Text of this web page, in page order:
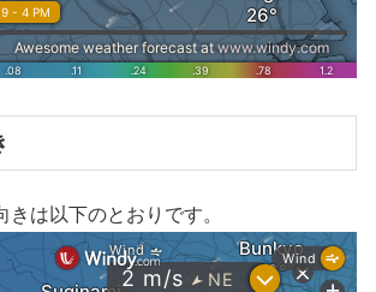
は以下のとおりです。